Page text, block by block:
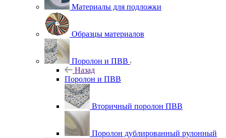
Материалы для подложки
Образцы материалов
Поролон и ПВВ
Назад
Поролон и ПВВ
Вторичный поролон ПВВ
Поролон дублированный рулонный